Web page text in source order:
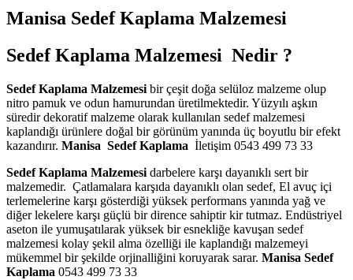
Manisa Sedef Kaplama Malzemesi
Sedef Kaplama Malzemesi Nedir ?
Sedef Kaplama Malzemesi bir çeşit doğa selüloz malzeme olup
nitro pamuk ve odun hamurundan üretilmektedir. Yüzyılı aşkın
süredir dekoratif malzeme olarak kullanılan sedef malzemesi
kaplandığı ürünlere doğal bir görünüm yanında üç boyutlu bir efekt
kazandırır. Manisa Sedef Kaplama İletişim 0543 499 73 33
Sedef Kaplama Malzemesi darbelere karşı dayanıklı sert bir
malzemedir. Çatlamalara karşıda dayanıklı olan sedef, El avuç içi
terlemelerine karşı gösterdiği yüksek performans yanında yağ ve
diğer lekelere karşı güçlü bir dirence sahiptir kir tutmaz. Endüstriyel
aseton ile yumuşatılarak yüksek bir esnekliğe kavuşan sedef
malzemesi kolay şekil alma özelliği ile kaplandığı malzemeyi
mükemmel bir şekilde orjinalliğini koruyarak sarar. Manisa Sedef
Kaplama 0543 499 73 33